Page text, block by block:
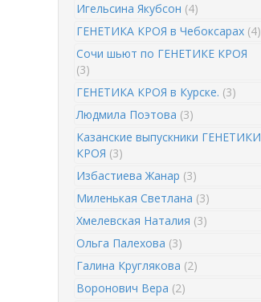
Игельсина Якубсон (4)
ГЕНЕТИКА КРОЯ в Чебоксарах (4)
Сочи шьют по ГЕНЕТИКЕ КРОЯ
(3)
ГЕНЕТИКА КРОЯ в Курске. (3)
Людмила Поэтова (3)
Казанские выпускники ГЕНЕТИКИ
КРОЯ (3)
Избастиева Жанар (3)
Миленькая Светлана (3)
Хмелевская Наталия (3)
Ольга Палехова (3)
Галина Круглякова (2)
Воронович Вера (2)